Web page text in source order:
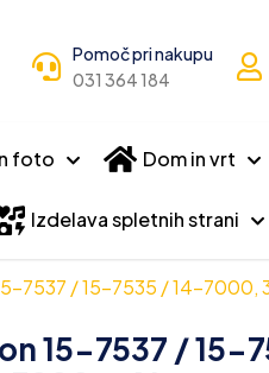
Pomoč pri nakupu
031 364 184
foto Dom in vrt
Izdelava spletnih strani
7537 / 15-7535 / 14-7000,
15-7537 / 15-